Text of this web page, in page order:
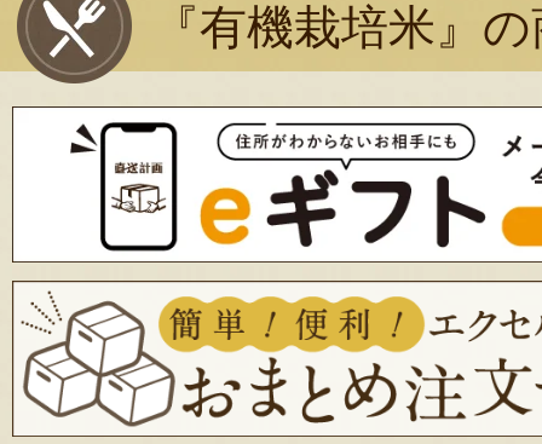
『有機栽培米』